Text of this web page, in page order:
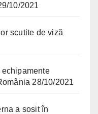
10/2021
scutite de viză
28/10/2021
a sosit în